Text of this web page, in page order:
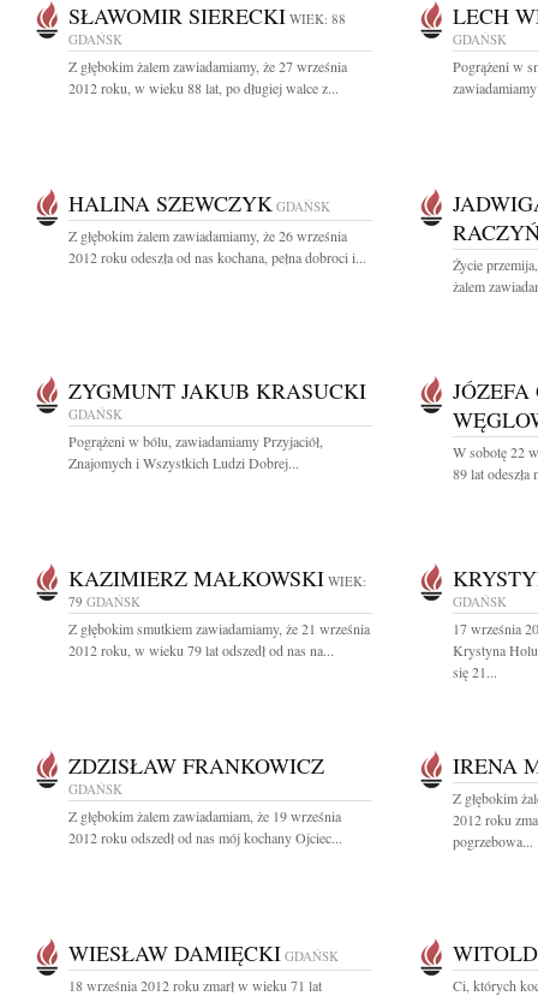
SŁAWOMIR SIERECKI WIEK: 88
GDAŃSK
Z głębokim żalem zawiadamiamy, że 27 września
2012 roku, w wieku 88 lat, po długiej walce z...
LECH
GDAŃSK
Pogrążeni w
HALINA SZEWCZYK GDAŃSK
Z głębokim żalem zawiadamiamy, że 26 września
2012 roku odeszła od nas kochana, pełna dobroci i...
Życie
żalem
ZYGMUNT JAKUB KRASUCKI
GDAŃSK
Pogrążeni w bólu, zawiadamiamy Przyjaciół,
Znajomych i Wszystkich Ludzi Dobrej...
W sobotę 22
89 lat odeszła
KAZIMIERZ MAŁKOWSKI WIEK:
79 GDAŃSK
Z głębokim smutkiem zawiadamiamy, że 21 września
2012 roku, w wieku 79 lat odszedł od nas na...
GDAŃSK
17 września
Krystyna
się 21...
ZDZISŁAW FRANKOWICZ
GDAŃSK
Z głębokim żalem zawiadamiam, że 19 września
2012 roku odszedł od nas mój kochany Ojciec...
IRENA
Z głębokim
2012 roku
pogrzebowa...
WIESŁAW DAMIĘCKI GDAŃSK
18 września 2012 roku zmarł w wieku 71 lat
Ci, których